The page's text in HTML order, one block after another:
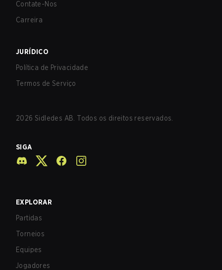
Contate-Nos
Carreira
JURÍDICO
Política de Privacidade
Termos de Serviço
2026 Sidledes AB. Todos os direitos reservados.
SIGA
EXPLORAR
Partidas
Torneios
Equipes
Jogadores